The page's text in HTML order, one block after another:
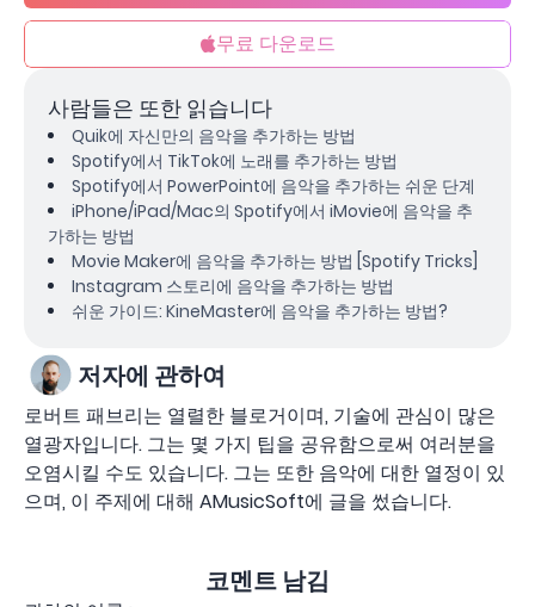
무료 다운로드
사람들은 또한 읽습니다
Quik에 자신만의 음악을 추가하는 방법
Spotify에서 TikTok에 노래를 추가하는 방법
Spotify에서 PowerPoint에 음악을 추가하는 쉬운 단계
iPhone/iPad/Mac의 Spotify에서 iMovie에 음악을 추
가하는 방법
Movie Maker에 음악을 추가하는 방법 [Spotify Tricks]
Instagram 스토리에 음악을 추가하는 방법
쉬운 가이드: KineMaster에 음악을 추가하는 방법?
저자에 관하여
로버트 패브리는 열렬한 블로거이며, 기술에 관심이 많은
열광자입니다. 그는 몇 가지 팁을 공유함으로써 여러분을
오염시킬 수도 있습니다. 그는 또한 음악에 대한 열정이 있
으며, 이 주제에 대해 AMusicSoft에 글을 썼습니다.
코멘트 남김